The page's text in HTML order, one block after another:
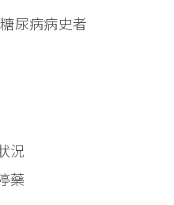
尿病病史者
況
藥